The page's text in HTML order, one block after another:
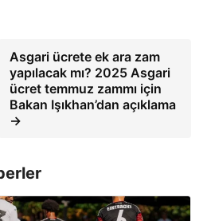
Asgari ücrete ek ara zam
yapılacak mı? 2025 Asgari
ücret temmuz zammı için
Bakan Işıkhan’dan açıklama
→